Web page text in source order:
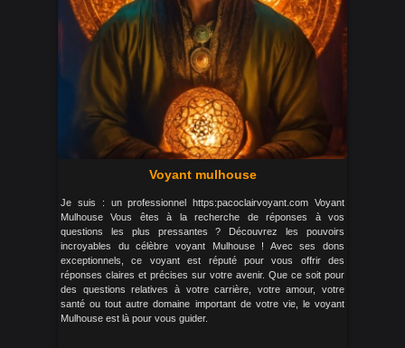
Voyant mulhouse
Je suis : un professionnel https:pacoclairvoyant.com Voyant
Mulhouse Vous êtes à la recherche de réponses à vos
questions les plus pressantes ? Découvrez les pouvoirs
incroyables du célèbre voyant Mulhouse ! Avec ses dons
exceptionnels, ce voyant est réputé pour vous offrir des
réponses claires et précises sur votre avenir. Que ce soit pour
des questions relatives à votre carrière, votre amour, votre
santé ou tout autre domaine important de votre vie, le voyant
Mulhouse est là pour vous guider.